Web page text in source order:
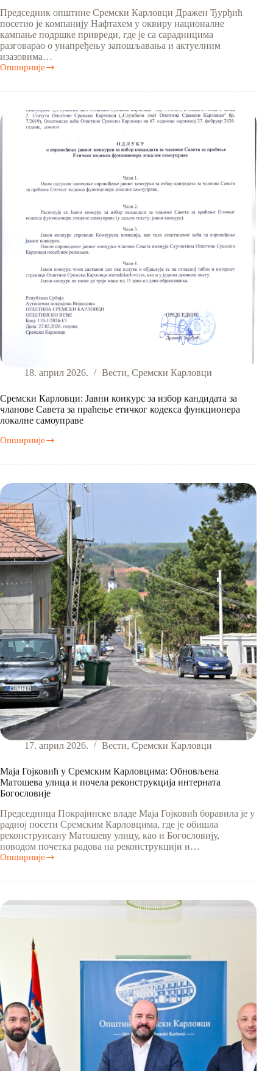
Председник општине Сремски Карловци Дражен Ђурђић
посетио је компанију Нафтахем у оквиру националне
кампање подршке привреди, где је са сарадницима
разговарао о унапређењу запошљавања и актуелним
изазовима…
Опширније
Посета
„Нафтахем“
18. април 2026. Вести, Сремски Карловци
Сремски Карловци: Јавни конкурс за избор кандидата за
чланове Савета за праћење етичког кодекса функционера
локалне самоуправе
Опширније
Сремски
Јавни
за
избор
кандидата
за
чланове
Савета
за
праћење
етичког
кодекса
функционера
локалне
самоуправе
17. април 2026. Вести, Сремски Карловци
Маја Гојковић у Сремским Карловцима: Обновљена
Матошева улица и почела реконструкција интерната
Богословије
Председница Покрајинске владе Маја Гојковић боравила је у
радној посети Сремским Карловцима, где је обишла
реконструисану Матошеву улицу, као и Богословију,
поводом почетка радова на реконструкцији и…
Опширније
Маја
у
Карловцима:
реконструкција
интерната
Богословије